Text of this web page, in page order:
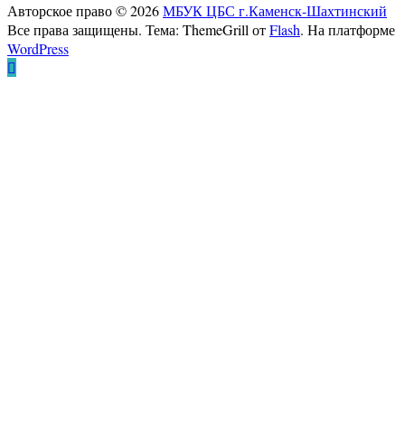
Авторское право © 2026МБУК ЦБС г.Каменск-Шахтинский
Все права защищены. Тема: ThemeGrill отFlash. На платформе
WordPress